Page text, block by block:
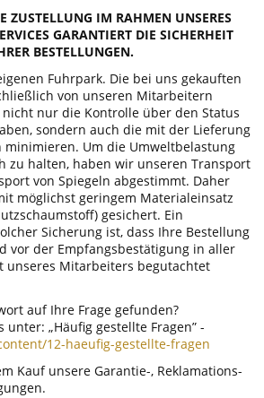
ZUSTELLUNG IM RAHMEN UNSERES
GARANTIERT DIE SICHERHEIT
BESTELLUNGEN.
Fuhrpark. Die bei uns gekauften
von unseren Mitarbeitern
nur die Kontrolle über den Status
sondern auch die mit der Lieferung
minimieren. Um die Umweltbelastung
zu halten, haben wir unseren Transport
von Spiegeln abgestimmt. Daher
möglichst geringem Materialeinsatz
gesichert. Ein
Sicherung ist, dass Ihre Bestellung
vor der Empfangsbestätigung in aller
unseres Mitarbeiters begutachtet
auf Ihre Frage gefunden?
„Häufig gestellte Fragen” -
12-haeufig-gestellte-fragen
Kauf unsere Garantie-, Reklamations-